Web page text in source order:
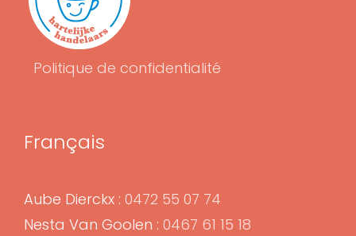
Politique de confidentialité
Français
Aube Dierckx : 0472 55 07 74
Nesta Van Goolen : 0467 61 15 18